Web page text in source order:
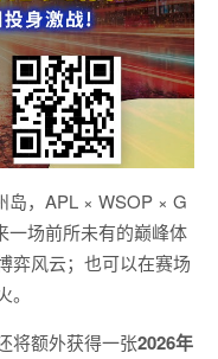
岛，APL × WSOP × G
一场前所未有的巅峰体
弈风云；也可以在赛场
将额外获得一张2026年